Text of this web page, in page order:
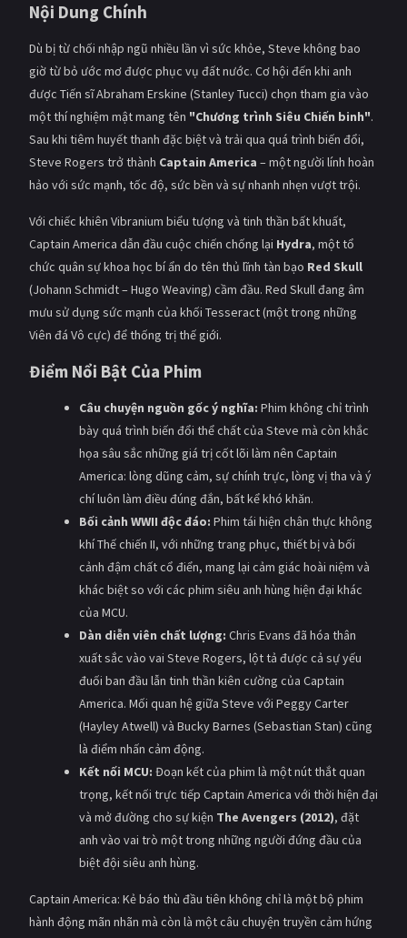
Nội Dung Chính
Dù bị từ chối nhập ngũ nhiều lần vì sức khỏe, Steve không bao
giờ từ bỏ ước mơ được phục vụ đất nước. Cơ hội đến khi anh
được Tiến sĩ Abraham Erskine (Stanley Tucci) chọn tham gia vào
một thí nghiệm mật mang tên "Chương trình Siêu Chiến binh".
Sau khi tiêm huyết thanh đặc biệt và trải qua quá trình biến đổi,
Steve Rogers trở thành Captain America – một người lính hoàn
hảo với sức mạnh, tốc độ, sức bền và sự nhanh nhẹn vượt trội.
Với chiếc khiên Vibranium biểu tượng và tinh thần bất khuất,
Captain America dẫn đầu cuộc chiến chống lại Hydra, một tổ
chức quân sự khoa học bí ẩn do tên thủ lĩnh tàn bạo Red Skull
(Johann Schmidt – Hugo Weaving) cầm đầu. Red Skull đang âm
mưu sử dụng sức mạnh của khối Tesseract (một trong những
Viên đá Vô cực) để thống trị thế giới.
Điểm Nổi Bật Của Phim
Câu chuyện nguồn gốc ý nghĩa: Phim không chỉ trình
bày quá trình biến đổi thể chất của Steve mà còn khắc
họa sâu sắc những giá trị cốt lõi làm nên Captain
America: lòng dũng cảm, sự chính trực, lòng vị tha và ý
chí luôn làm điều đúng đắn, bất kể khó khăn.
Bối cảnh WWII độc đáo: Phim tái hiện chân thực không
khí Thế chiến II, với những trang phục, thiết bị và bối
cảnh đậm chất cổ điển, mang lại cảm giác hoài niệm và
khác biệt so với các phim siêu anh hùng hiện đại khác
của MCU.
Dàn diễn viên chất lượng: Chris Evans đã hóa thân
xuất sắc vào vai Steve Rogers, lột tả được cả sự yếu
đuối ban đầu lẫn tinh thần kiên cường của Captain
America. Mối quan hệ giữa Steve với Peggy Carter
(Hayley Atwell) và Bucky Barnes (Sebastian Stan) cũng
là điểm nhấn cảm động.
Kết nối MCU: Đoạn kết của phim là một nút thắt quan
trọng, kết nối trực tiếp Captain America với thời hiện đại
và mở đường cho sự kiện The Avengers (2012), đặt
anh vào vai trò một trong những người đứng đầu của
biệt đội siêu anh hùng.
Captain America: Kẻ báo thù đầu tiên không chỉ là một bộ phim
hành động mãn nhãn mà còn là một câu chuyện truyền cảm hứng